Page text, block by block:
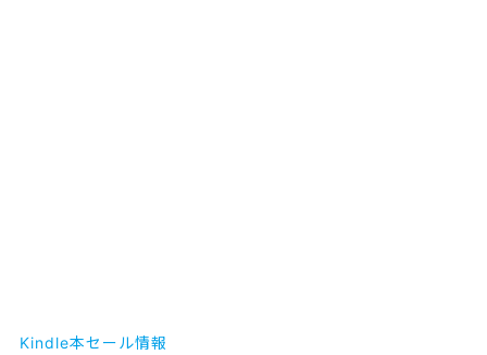
Kindle本セール情報